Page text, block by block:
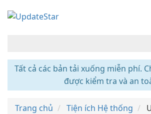
Tất cả các bản tải xuống miễn phí.
được kiểm tra và an
Trang chủ Tiện ích Hệ thống